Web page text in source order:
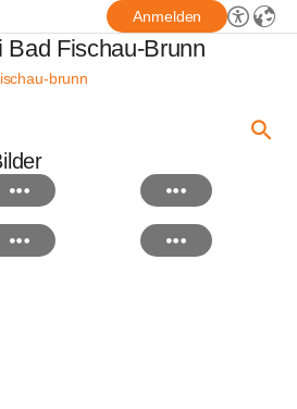
Anmelden
Bad Fischau-Brunn
brunn